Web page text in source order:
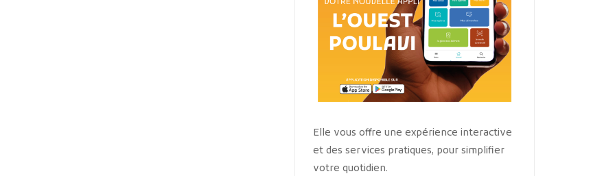
Elle vous offre une expérience interactive
et des services pratiques, pour simplifier
votre quotidien.